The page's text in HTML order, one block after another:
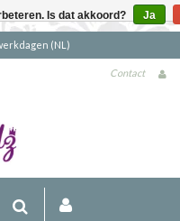
Gratis verzending
Contact
Is dat akkoord? Ja